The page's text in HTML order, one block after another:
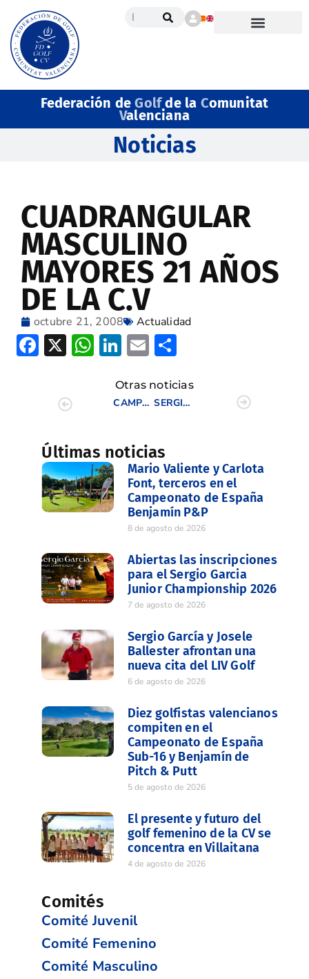
Federación deGolfde la Comunitat
Valenciana
Noticias
CUADRANGULAR
MASCULINO
MAYORES 21 AÑOS
DE LA C.V
octubre 21, 2008 Actualidad
Facebook
X WhatsApp
LinkedIn
Email
Otras noticias
CAMPEONATO INTERCLUBES FEMENINO DE LA C.V.
SERGIO GARCÍA GANA EL CASTELLÓ MASTERS COSTA AZAHAR
Últimas noticias
Mario Valiente y Carlota
Font, terceros en el
Campeonato de España
Benjamín P&P
8 de agosto de 2026
Abiertas las inscripciones
para el Sergio Garcia
Junior Championship 2026
7 de agosto de 2026
Sergio García y Josele
Ballester afrontan una
nueva cita del LIV Golf
6 de agosto de 2026
Diez golfistas valencianos
compiten en el
Campeonato de España
Sub-16 y Benjamín de
Pitch & Putt
5 de agosto de 2026
El presente y futuro del
golf femenino de la CV se
concentra en Villaitana
4 de agosto de 2026
Comités
Comité Juvenil
Comité Femenino
Comité Masculino